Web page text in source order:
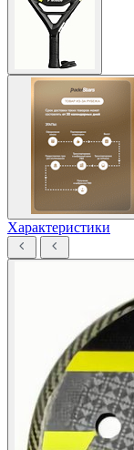
Характеристики